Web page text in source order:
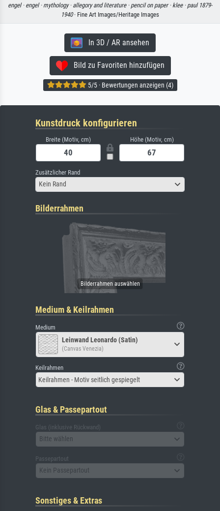
engel · engel · mythology · allegory and literature · pencil on paper · klee · paul 1879-
1940· Fine Art Images/Heritage Images
In 3D / AR ansehen
Bild zu Favoriten hinzufügen
5/5 · Bewertungen anzeigen (4)
Kunstdruck konfigurieren
Breite (Motiv, cm) Höhe (Motiv, cm)
Zusätzlicher Rand
Kein Rand
Bilderrahmen
Medium & Keilrahmen
Medium
Leinwand Leonardo (Satin)
(Canvas Venezia)
Keilrahmen
Keilrahmen - Motiv seitlich gespiegelt
Glas & Passepartout
Glas (inklusive Rückwand)
Bitte wählen
Passepartout
Kein Passepartout
Sonstiges & Extras